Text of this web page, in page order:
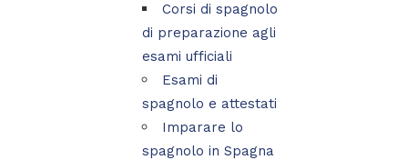
Corsi di spagnolo
di preparazione agli
esami ufficiali
Esami di
spagnolo e attestati
Imparare lo
spagnolo in Spagna